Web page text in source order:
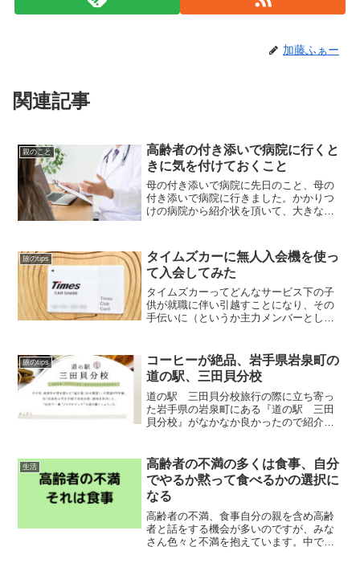
加藤ふぁー
関連記事
親のこと
高齢者の付き添いで病院に行くと
きに気を付けておくこと
母の付き添いで病院に先日のこと、母の
付き添いで病院に行きました。かかりつ
けの病院から紹介状を頂いて、大きな病
際、必ず家族に付き添ってもらうように
言われたとのことで、私に声...
旅のtips
タイムズカーに無人入会機を使っ
て入会してみた
タイムズカーってどんなサービス下の子
供が就職に伴い引越すことになり、その
手伝いに（というか主力メンバーとし
きれば車があったほうがいいねというこ
とに。元気であれば仙台から...
旅のtips
コーヒーが絶品、岩手県岩泉町の
道の駅、三田貝分校
道の駅 三田貝分校旅行の際に立ち寄っ
た岩手県の岩泉町にある『道の駅 三田
貝分校』がなかなか良かったので紹介し
455号線は盛岡と龍泉洞で有名な岩泉町を
結んでいますが、盛岡...
生活
高齢者の不満の多くは食事、自分
でやるか黙って食べるかの選択に
なる
高齢者の不満、食事自分の親を含め高齢
者と話をする機会が多いのですが、みな
さん色々と不満を抱えています。中でも